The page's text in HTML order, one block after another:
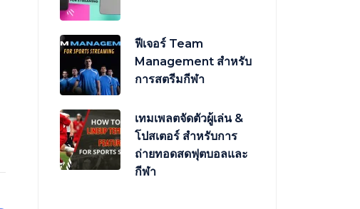
ฟีเจอร์ Team
Management สำหรับ
การสตรีมกีฬา
เทมเพลตจัดตัวผู้เล่น &
โปสเตอร์ สำหรับการ
ถ่ายทอดสดฟุตบอลและ
กีฬา